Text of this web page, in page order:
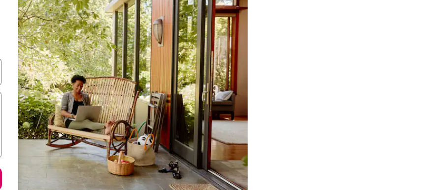
със стрелки нагоре и надолу или навигирайте с докосване или плъзгане.